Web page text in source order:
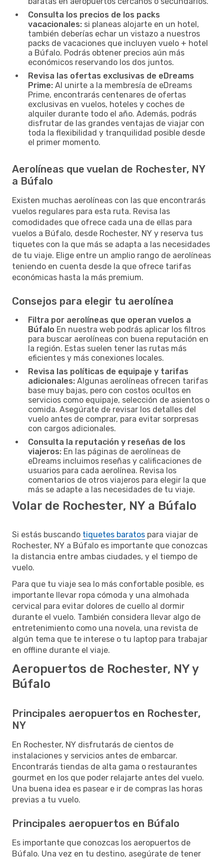
Consulta los precios de los packs
vacacionales: si planeas alojarte en un hotel,
también deberías echar un vistazo a nuestros
packs de vacaciones que incluyen vuelo + hotel
a Búfalo. Podrás obtener precios aún más
económicos reservando los dos juntos.
Revisa las ofertas exclusivas de eDreams
Prime: Al unirte a la membresía de eDreams
Prime, encontrarás centenares de ofertas
exclusivas en vuelos, hoteles y coches de
alquiler durante todo el año. Además, podrás
disfrutar de las grandes ventajas de viajar con
toda la flexibilidad y tranquilidad posible desde
el primer momento.
Aerolíneas que vuelan de Rochester, NY
a Búfalo
Existen muchas aerolíneas con las que encontrarás
vuelos regulares para esta ruta. Revisa las
comodidades que ofrece cada una de ellas para
vuelos a Búfalo, desde Rochester, NY y reserva tus
tiquetes con la que más se adapta a las necesidades
de tu viaje. Elige entre un amplio rango de aerolíneas
teniendo en cuenta desde la que ofrece tarifas
económicas hasta la más premium.
Consejos para elegir tu aerolínea
Filtra por aerolíneas que operan vuelos a
Búfalo En nuestra web podrás aplicar los filtros
para buscar aerolíneas con buena reputación en
la región. Estas suelen tener las rutas más
eficientes y más conexiones locales.
Revisa las políticas de equipaje y tarifas
adicionales: Algunas aerolíneas ofrecen tarifas
base muy bajas, pero con costos ocultos en
servicios como equipaje, selección de asientos o
comida. Asegúrate de revisar los detalles del
vuelo antes de comprar, para evitar sorpresas
con cargos adicionales.
Consulta la reputación y reseñas de los
viajeros: En las páginas de aerolíneas de
eDreams incluimos reseñas y calificaciones de
usuarios para cada aerolínea. Revisa los
comentarios de otros viajeros para elegir la que
más se adapte a las necesidades de tu viaje.
Volar de Rochester, NY a Búfalo
Si estás buscando tiquetes baratos para viajar de
Rochester, NY a Búfalo es importante que conozcas
la distancia entre ambas ciudades, y el tiempo de
vuelo.
Para que tu viaje sea lo más confortable posible, es
importante llevar ropa cómoda y una almohada
cervical para evitar dolores de cuello al dormir
durante el vuelo. También considera llevar algo de
entretenimiento como una novela, una revista de
algún tema que te interese o tu laptop para trabajar
en offline durante el viaje.
Aeropuertos de Rochester, NY y
Búfalo
Principales aeropuertos en Rochester,
NY
En Rochester, NY disfrutarás de cientos de
instalaciones y servicios antes de embarcar.
Encontrarás tiendas de alta gama o restaurantes
gourmet en los que poder relajarte antes del vuelo.
Una buena idea es pasear e ir de compras las horas
previas a tu vuelo.
Principales aeropuertos en Búfalo
Es importante que conozcas los aeropuertos de
Búfalo. Una vez en tu destino, asegúrate de tener